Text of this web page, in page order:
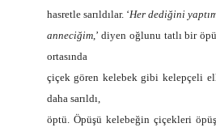
hasretle sarıldılar. ‘Her dediğini
anneciğim,’ diyen oğlunu tatlı bir
ortasında
çiçek gören kelebek gibi kelepçeli
daha sarıldı,
öptü. Öpüşü kelebeğin çiçekleri